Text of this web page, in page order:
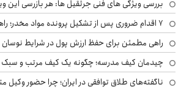
بررسی ویژگی های فنی جرثقیل ها: هر بازرسی این
۷ اقدام ضروری پس از تشکیل پرونده مواد مخدر؛ راهنمای خانواده‌ها
راهی مطمئن برای حفظ ارزش پول در شرایط نوسان
چیدمان کیف مدرسه؛ چگونه یک کیف مرتب و سبک
ناگفته‌های طلاق توافقی در ایران؛ چرا حضور